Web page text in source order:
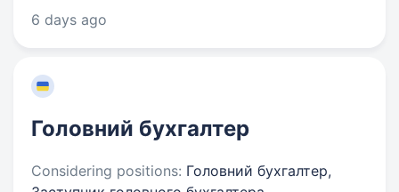
6 days ago
Головний бухгалтер
Considering positions: Головний бухгалтер,